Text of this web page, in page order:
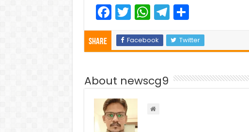
F
a
c
e
b
o
o
k
T
w
itt
er
W
h
a
ts
A
p
p
T
el
e
gr
a
S
ar
e
Share Facebook Twitter
About newscg9